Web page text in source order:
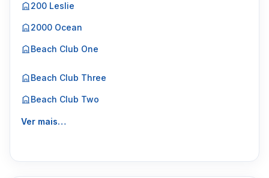
200 Leslie
2000 Ocean
Beach Club One
Beach Club Three
Beach Club Two
Ver mais…